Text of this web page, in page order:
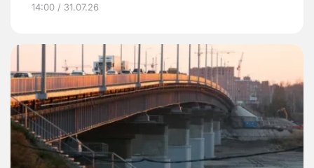
14:00 / 31.07.26